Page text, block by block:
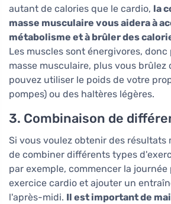
autant de calories que le cardio, la
masse musculaire vous aidera à
métabolisme et à brûler des
Les muscles sont énergivores, donc
masse musculaire, plus vous brûlez
pouvez utiliser le poids de votre
pompes) ou des haltères légères.
3. Combinaison de
Si vous voulez obtenir des résultats
de combiner différents types
par exemple, commencer la
exercice cardio et ajouter un
l'après-midi. Il est important de